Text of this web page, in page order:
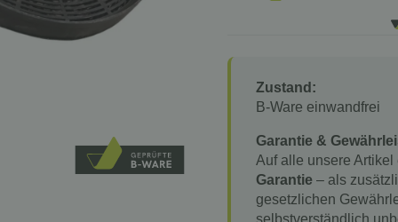
Zustand:
B-Ware einwandfrei
Garantie &
Auf alle unsere
Garantie – als
gesetzlichen
selbstverständlich